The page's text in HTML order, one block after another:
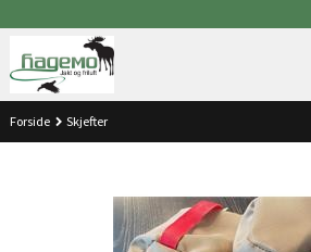
til
innholdet
Forside Skjefter